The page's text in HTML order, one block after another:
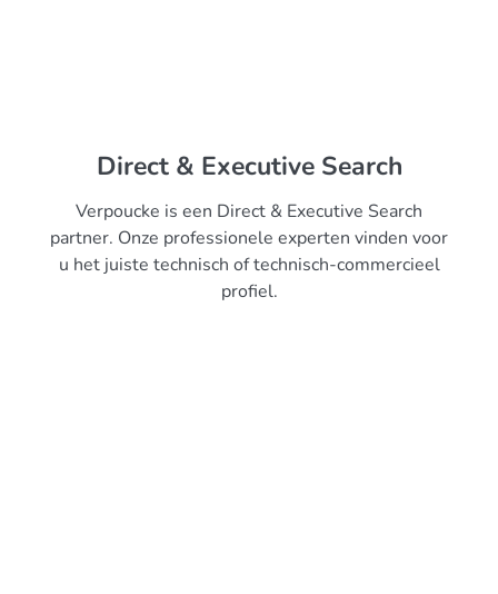
Direct & Executive Search
Verpoucke is een Direct & Executive Search
partner. Onze professionele experten vinden voor
u het juiste technisch of technisch-commercieel
profiel.